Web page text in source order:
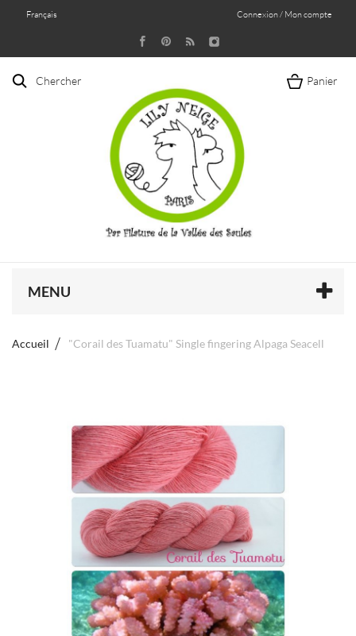
Français Connexion / Mon compte
Chercher Panier
MENU
Accueil "Corail des Tuamatu" Single fingering Alpaga Seacell